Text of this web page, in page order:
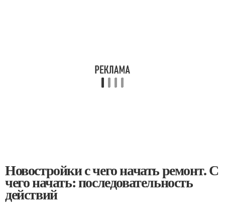
Новостройки с чего начать ремонт. С
чего начать: последовательность
действий